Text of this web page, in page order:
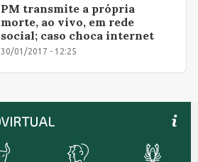
PM transmite a própria
morte, ao vivo, em rede
social; caso choca internet
30/01/2017 - 12:25